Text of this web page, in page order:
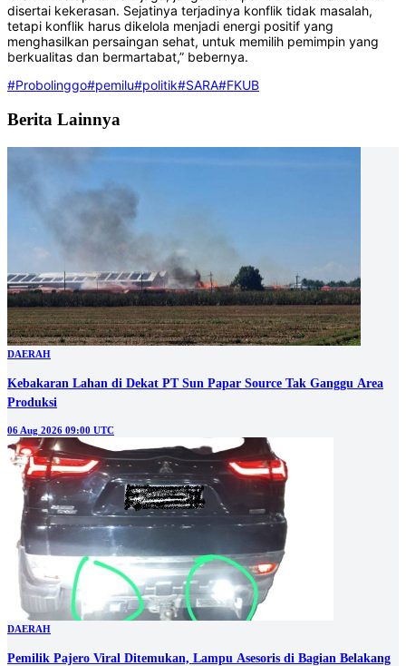
disertai kekerasan. Sejatinya terjadinya konflik tidak masalah,
tetapi konflik harus dikelola menjadi energi positif yang
menghasilkan persaingan sehat, untuk memilih pemimpin yang
berkualitas dan bermartabat,” bebernya.
#Probolinggo#pemilu#politik#SARA#FKUB
Berita Lainnya
DAERAH
Kebakaran Lahan di Dekat PT Sun Papar Source Tak Ganggu Area
Produksi
06 Aug 2026 09:00 UTC
DAERAH
Pemilik Pajero Viral Ditemukan, Lampu Asesoris di Bagian Belakang